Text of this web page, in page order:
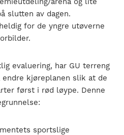
slutten av dagen.
for de yngre utøverne
evaluering, har GU terreng
endre kjøreplanen slik at de
først i rød løype. Denne
sportslige